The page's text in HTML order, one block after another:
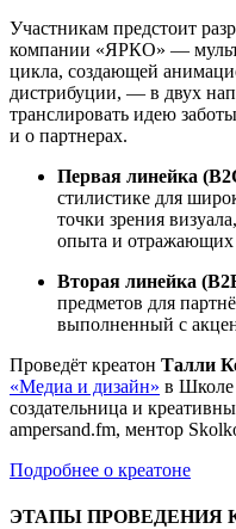
Участникам предстоит
компании «ЯРКО» —
цикла, создающей
дистрибуции, — в двух
транслировать идею
и о партнерах.
Первая линейка
стилистике для
точки зрения
опыта и отражающих
Вторая линейка
предметов для
выполненный с
Проведёт креатон Талли
«Медиа и дизайн» в
создательница и
ampersand.fm, ментор
Подробнее о креатоне
ЭТАПЫ ПРОВЕДЕНИЯ